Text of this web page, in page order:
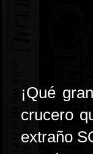
¡Qué
crucero
extraño